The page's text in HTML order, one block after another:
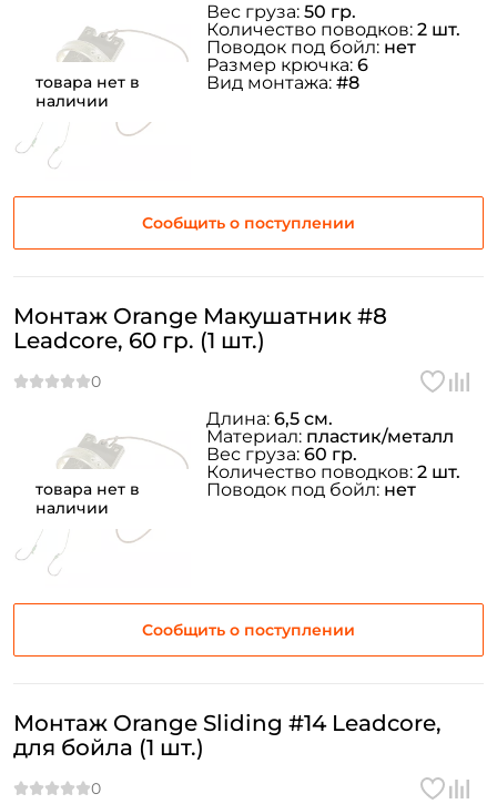
товара нет в
наличии
Сообщить о поступлении
Вес груза: 50 гр.
Количество поводков: 2 шт.
Поводок под бойл: нет
Размер крючка: 6
Вид монтажа: #8
товара нет в
наличии
Монтаж Orange Макушатник #8
Leadcore, 60 гр. (1 шт.)
Сообщить о поступлении
Длина: 6,5 см.
Материал: пластик/металл
Вес груза: 60 гр.
Количество поводков: 2 шт.
Поводок под бойл: нет
Монтаж Orange Sliding #14 Leadcore,
для бойла (1 шт.)